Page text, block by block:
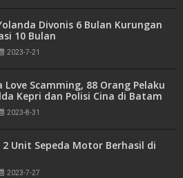
Divonis 6 Bulan Kurungan
10 Bulan
2023-7-21
Love Scamming, 88 Orang Pelaku
Kepri dan Polisi Cina di Batam
2023-8-31
2 Unit Sepeda Motor Berhasil di
2023-7-27